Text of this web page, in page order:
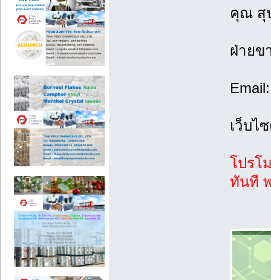
คุณ สุ
ฝ่ายข
เว็บไ
โปรโ
ทันที